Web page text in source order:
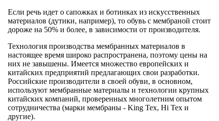
Если речь идет о сапожках и ботинках из искусственных
материалов (дутики, например), то обувь с мембраной стоит
дороже на 50% и более, в зависимости от производителя.
Технология производства мембранных материалов в
настоящее время широко распространена, поэтому цены на
них не завышены. Имеется множество европейских и
китайских предприятий предлагающих свои разработки.
Российские производители в своей обуви, в основном,
используют мембранные материалы и технологии крупных
китайских компаний, проверенных многолетним опытом
сотрудничества (марки мембраны - King Tex, Hi Tex и
другие).